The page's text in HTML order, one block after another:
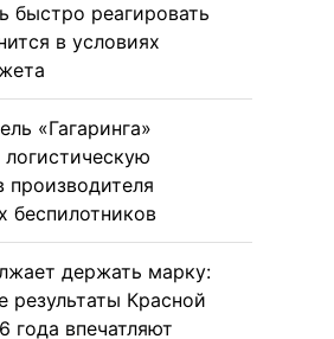
быстро реагировать
в условиях
«Гагаринга»
производителя
беспилотников
держать марку:
результаты Красной
года впечатляют